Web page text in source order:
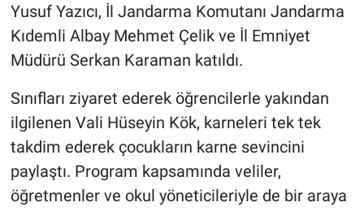
Yusuf Yazıcı, İl Jandarma Komutanı Jandarma
Kıdemli Albay Mehmet Çelik ve İl Emniyet
Müdürü Serkan Karaman katıldı.
Sınıfları ziyaret ederek öğrencilerle yakından
ilgilenen Vali Hüseyin Kök, karneleri tek tek
takdim ederek çocukların karne sevincini
paylaştı. Program kapsamında veliler,
öğretmenler ve okul yöneticileriyle de bir araya
Yerel
Genel
Asayiş
Kültür - Sanat
Politika